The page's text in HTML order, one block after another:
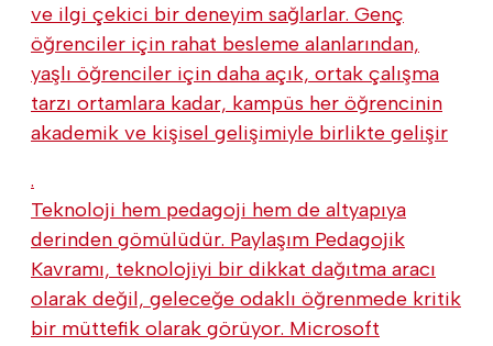
ve ilgi çekici bir deneyim sağlarlar. Genç
öğrenciler için rahat besleme alanlarından,
yaşlı öğrenciler için daha açık, ortak çalışma
tarzı ortamlara kadar, kampüs her öğrencinin
akademik ve kişisel gelişimiyle birlikte gelişir
.
Teknoloji hem pedagoji hem de altyapıya
derinden gömülüdür. Paylaşım Pedagojik
Kavramı, teknolojiyi bir dikkat dağıtma aracı
olarak değil, geleceğe odaklı öğrenmede kritik
bir müttefik olarak görüyor. Microsoft